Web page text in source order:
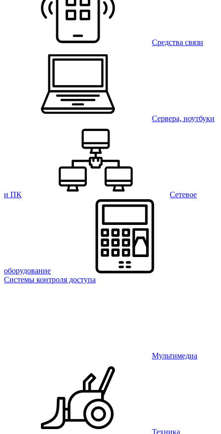
Средства связи
Сервера, ноутбуки
и ПК Сетевое
оборудование
Системы контроля доступа
Мультимедиа
Техника